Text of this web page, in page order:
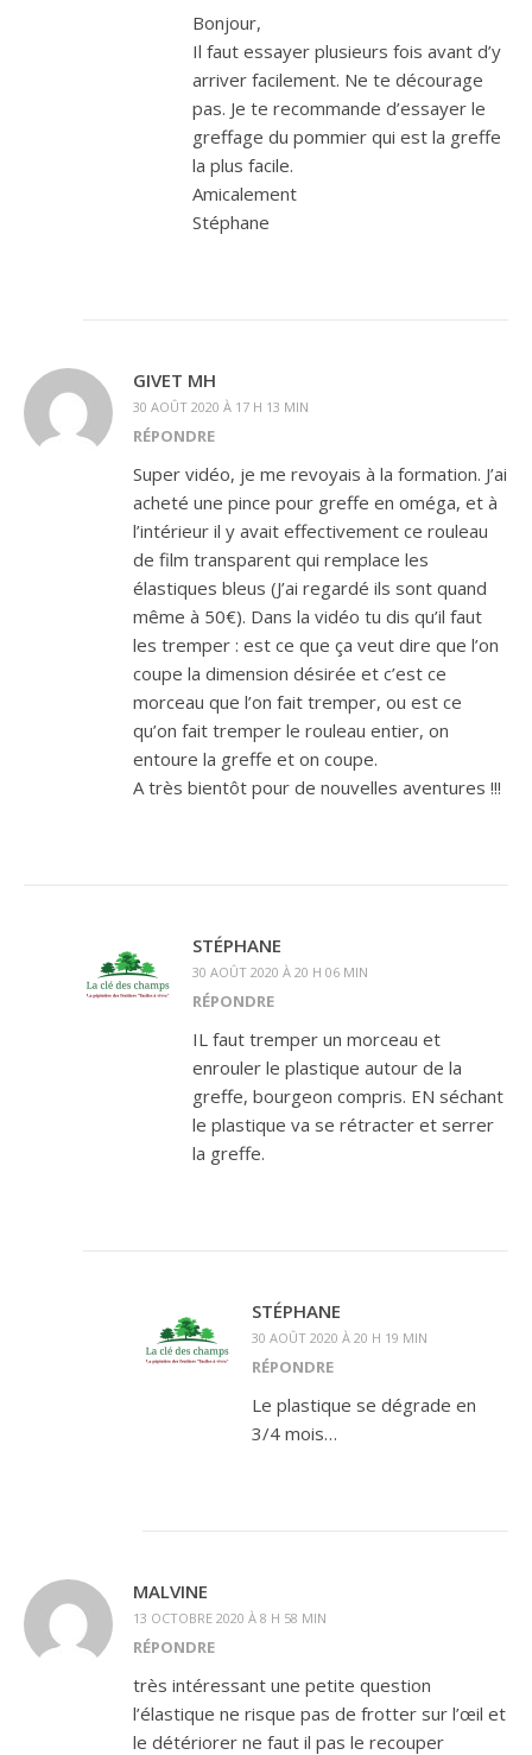
Bonjour,
Il faut essayer plusieurs fois avant d’y
arriver facilement. Ne te décourage
pas. Je te recommande d’essayer le
greffage du pommier qui est la greffe
la plus facile.
Amicalement
Stéphane
GIVET MH
30 AOÛT 2020 À 17 H 13 MIN
RÉPONDRE
Super vidéo, je me revoyais à la formation. J’ai
acheté une pince pour greffe en oméga, et à
l’intérieur il y avait effectivement ce rouleau
de film transparent qui remplace les
élastiques bleus (J’ai regardé ils sont quand
même à 50€). Dans la vidéo tu dis qu’il faut
les tremper : est ce que ça veut dire que l’on
coupe la dimension désirée et c’est ce
morceau que l’on fait tremper, ou est ce
qu’on fait tremper le rouleau entier, on
entoure la greffe et on coupe.
A très bientôt pour de nouvelles aventures !!!
STÉPHANE
30 AOÛT 2020 À 20 H 06 MIN
RÉPONDRE
IL faut tremper un morceau et
enrouler le plastique autour de la
greffe, bourgeon compris. EN séchant
le plastique va se rétracter et serrer
la greffe.
STÉPHANE
30 AOÛT 2020 À 20 H 19 MIN
RÉPONDRE
Le plastique se dégrade en
3/4 mois…
MALVINE
13 OCTOBRE 2020 À 8 H 58 MIN
RÉPONDRE
très intéressant une petite question
l’élastique ne risque pas de frotter sur l’œil et
le détériorer ne faut il pas le recouper